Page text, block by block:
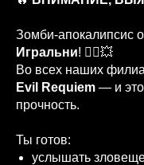
Зомби‑апокалипсис
Игральни! 🧟‍♂️💥
Во всех наших
Evil Requiem — и это
прочность.
Ты готов:
услышать